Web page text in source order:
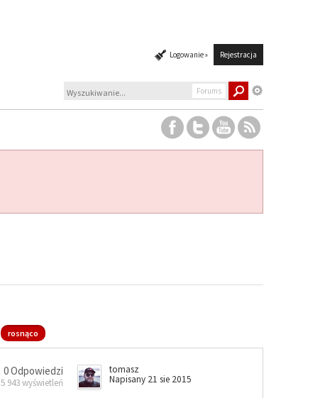
Logowanie » Rejestracja
Forums
rosnąco
0 Odpowiedzi
5 943 wyświetleń
tomasz
Napisany 21 sie 2015